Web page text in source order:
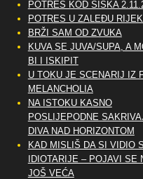
POTRES KOD SISKA
POTRES U ZALEĐU
BRŽI SAM OD ZVUKA
KUVA SE JUVA/SUPA, A
BI I ISKIPIT
U TOKU JE SCENARIJ IZ
MELANCHOLIA
NA ISTOKU KASNO
POSLIJEPODNE
DIVA NAD HORIZONTOM
KAD MISLIŠ DA SI VIDIO
IDIOTARIJE – POJAVI SE
JOŠ VEĆA